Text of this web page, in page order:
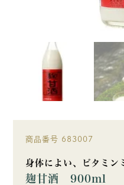
商品番号 683007
身体によい、ビタミン
麹甘酒 900ml